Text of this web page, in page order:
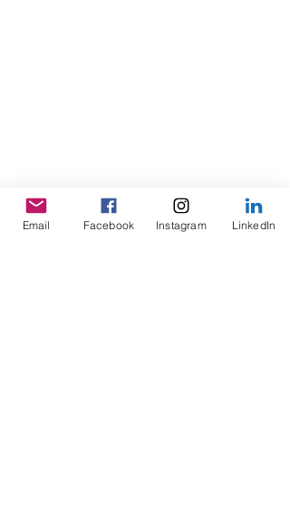
Email Facebook Instagram LinkedIn